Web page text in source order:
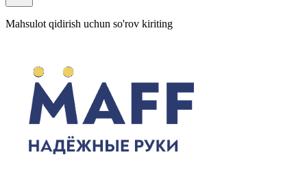
Mahsulot qidirish uchun so'rov kiriting